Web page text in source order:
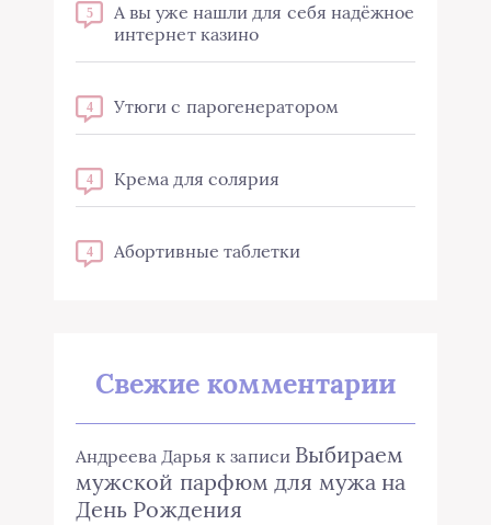
5
А вы уже нашли для себя надёжное
интернет казино
4 Утюги с парогенератором
4 Крема для солярия
4 Абортивные таблетки
Свежие комментарии
Андреева Дарья к записи Выбираем
мужской парфюм для мужа на
День Рождения